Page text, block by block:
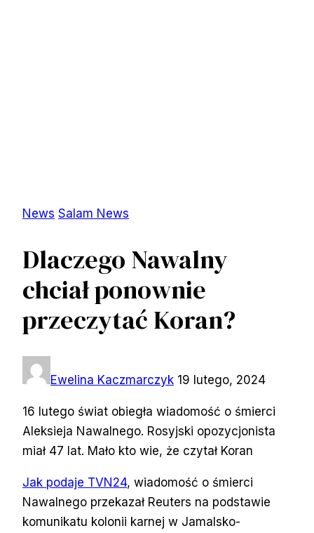
News Salam News
Dlaczego Nawalny
chciał ponownie
przeczytać Koran?
Ewelina Kaczmarczyk 19 lutego, 2024
16 lutego świat obiegła wiadomość o śmierci
Aleksieja Nawalnego. Rosyjski opozycjonista
miał 47 lat. Mało kto wie, że czytał Koran
Jak podaje TVN24, wiadomość o śmierci
Nawalnego przekazał Reuters na podstawie
komunikatu kolonii karnej w Jamalsko-